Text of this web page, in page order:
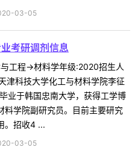
03-05
考研调剂信息
工程->材料学年级:2020招生人
津科技大学化工与材料学院李征
业于韩国忠南大学，获得工学博
料学院副研究员。目前主要研究
。招收4 ...
03-05